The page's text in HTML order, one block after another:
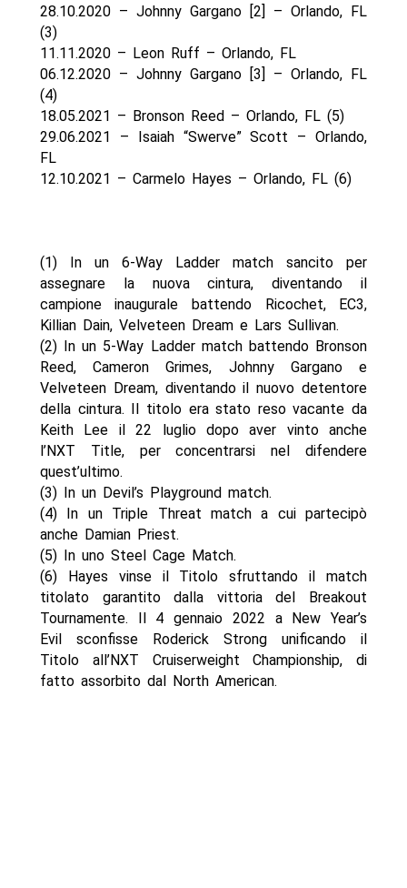
28.10.2020 – Johnny Gargano [2] – Orlando, FL
(3)
11.11.2020 – Leon Ruff – Orlando, FL
06.12.2020 – Johnny Gargano [3] – Orlando, FL
(4)
18.05.2021 – Bronson Reed – Orlando, FL (5)
29.06.2021 – Isaiah “Swerve” Scott – Orlando,
FL
12.10.2021 – Carmelo Hayes – Orlando, FL (6)
(1) In un 6-Way Ladder match sancito per
assegnare la nuova cintura, diventando il
campione inaugurale battendo Ricochet, EC3,
Killian Dain, Velveteen Dream e Lars Sullivan.
(2) In un 5-Way Ladder match battendo Bronson
Reed, Cameron Grimes, Johnny Gargano e
Velveteen Dream, diventando il nuovo detentore
della cintura. Il titolo era stato reso vacante da
Keith Lee il 22 luglio dopo aver vinto anche
l’NXT Title, per concentrarsi nel difendere
quest’ultimo.
(3) In un Devil’s Playground match.
(4) In un Triple Threat match a cui partecipò
anche Damian Priest.
(5) In uno Steel Cage Match.
(6) Hayes vinse il Titolo sfruttando il match
titolato garantito dalla vittoria del Breakout
Tournamente. Il 4 gennaio 2022 a New Year’s
Evil sconfisse Roderick Strong unificando il
Titolo all’NXT Cruiserweight Championship, di
fatto assorbito dal North American.